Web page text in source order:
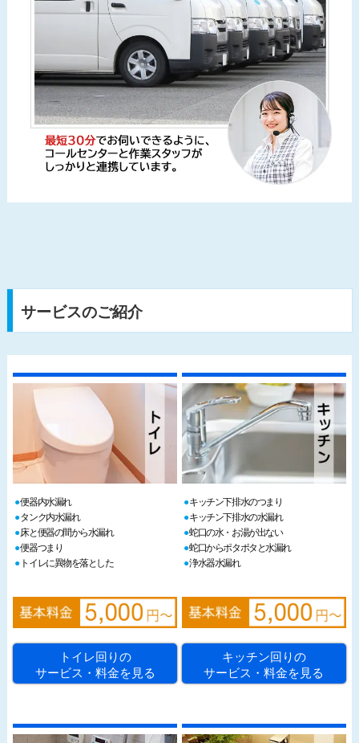
サービスのご紹介
便器内水漏れ
タンク内水漏れ
床と便器の間から水漏れ
便器つまり
トイレに異物を落とした
トイレ回りの
サービス・料金を見る
キッチン下排水のつまり
キッチン下排水の水漏れ
蛇口の水・お湯が出ない
蛇口からポタポタと水漏れ
浄水器水漏れ
キッチン回りの
サービス・料金を見る